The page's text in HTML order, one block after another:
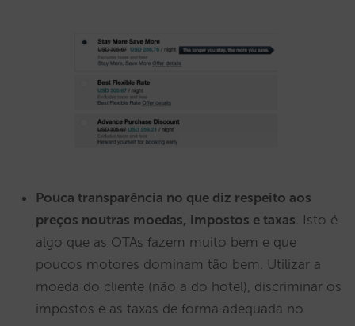
Pouca transparência no que diz respeito aos
preços noutras moedas, impostos e taxas . Isto é
algo que as OTAs fazem muito bem e que
poucos motores dominam tão bem. Utilizar a
moeda do cliente (não a do hotel), discriminar os
impostos e as taxas de forma adequada no